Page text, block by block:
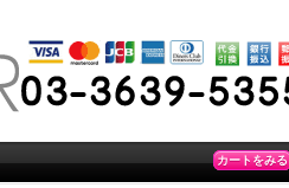
カートをみる